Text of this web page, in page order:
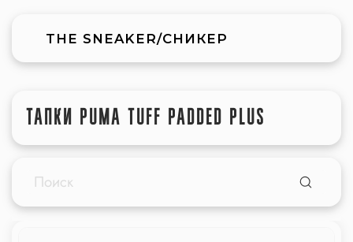
THE SNEAKER/СНИКЕР
ТАПКИ PUMA TUFF PADDED PLUS